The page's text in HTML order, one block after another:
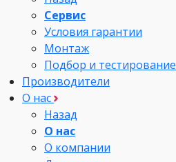
Сервис
Условия гарантии
Монтаж
Подбор и тестирование
Производители
О нас
Назад
О нас
О компании